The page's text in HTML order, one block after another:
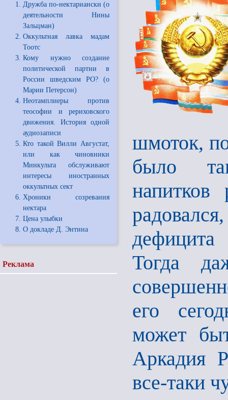
Дружба по-нектариански (о
деятельности Нины
Зальцман)
Оккультная лавка мадам
Тоотс
Кому нужно создание
политической партии в
России шведским РО? (о
Марии Петерсон)
Неотамплиеры против
теософии и рериховского
движения. История одной
аудиозаписи
Кто такой Вилли Августат,
или как чиновники
Минкульта обслуживают
интересы иностранных
оккультных сект
Хроники созревания
нектара
Цена улыбки
О докладе Д. Энтина
Реклама
шмоток,
было
Тогда
его
может
Аркадия
все-таки